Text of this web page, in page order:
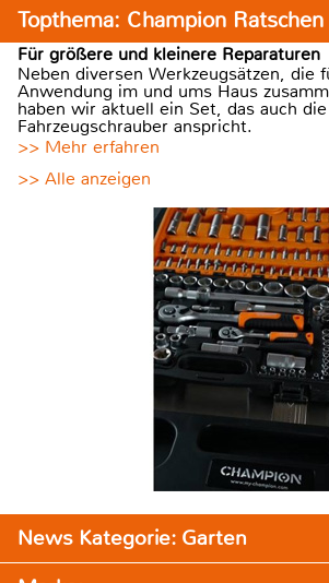
Topthema: Champion
Für größere und kleinere Reparaturen
Neben diversen Werkzeugsätzen, die
Anwendung im und ums Haus
haben wir aktuell ein Set, das auch die
Fahrzeugschrauber anspricht.
>> Mehr erfahren
>> Alle anzeigen
News Kategorie: Garten